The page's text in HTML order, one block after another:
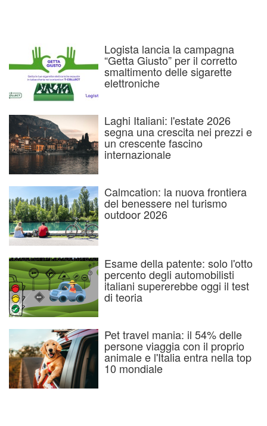
Logista lancia la campagna
“Getta Giusto” per il corretto
smaltimento delle sigarette
elettroniche
Laghi Italiani: l'estate 2026
segna una crescita nei prezzi e
un crescente fascino
internazionale
Calmcation: la nuova frontiera
del benessere nel turismo
outdoor 2026
Esame della patente: solo l'otto
percento degli automobilisti
italiani supererebbe oggi il test
di teoria
Pet travel mania: il 54% delle
persone viaggia con il proprio
animale e l'Italia entra nella top
10 mondiale